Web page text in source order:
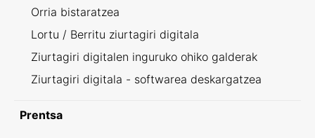
Orria bistaratzea
Lortu / Berritu ziurtagiri digitala
Ziurtagiri digitalen inguruko ohiko galderak
Ziurtagiri digitala - softwarea deskargatzea
Prentsa